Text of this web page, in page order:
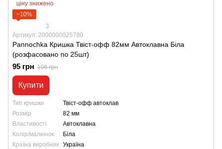
ціну знижено
−10%
3
Артикул: 2000000025780
Pannochka Кришка Твіст-офф 82мм Автоклавна Біла
(розфасовано по 25шт)
95 грн 106 грн
Купити
Тип кришки
Твіст-офф автоклав
Розмір
82 мм
Властивості
Автоклавна
Колір/малюнок
Біла
Країна виробник Україна